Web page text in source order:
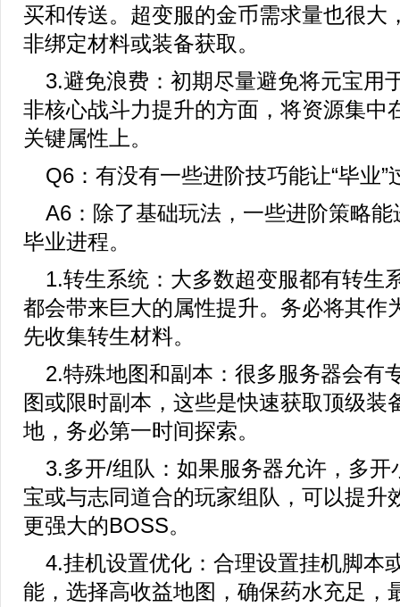
买和传送。超变服的金币需求量也很大
非绑定材料或装备获取。
3.避免浪费：初期尽量避免将元宝用
非核心战斗力提升的方面，将资源集中
关键属性上。
Q6：有没有一些进阶技巧能让“毕业”
A6：除了基础玩法，一些进阶策略
毕业进程。
1.转生系统：大多数超变服都有转生
都会带来巨大的属性提升。务必将其作
先收集转生材料。
2.特殊地图和副本：很多服务器会有
图或限时副本，这些是快速获取顶级装
地，务必第一时间探索。
3.多开/组队：如果服务器允许，多开
宝或与志同道合的玩家组队，可以提升
更强大的BOSS。
4.挂机设置优化：合理设置挂机脚本
能，选择高收益地图，确保药水充足，